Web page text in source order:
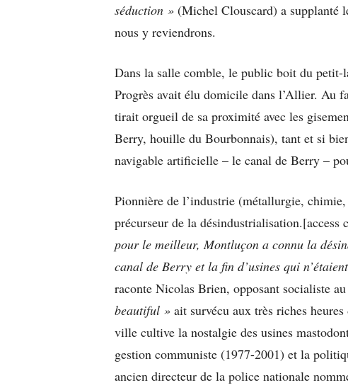
séduction » (Michel Clouscard) a supplanté
nous y reviendrons.
Dans la salle comble, le public boit du
Progrès avait élu domicile dans l’Allier. Au
tirait orgueil de sa proximité avec les
Berry, houille du Bourbonnais), tant et si
navigable artificielle – le canal de Berry –
Pionnière de l’industrie (métallurgie,
précurseur de la
pour le meilleur, Montluçon a connu la
canal de Berry et la fin d’usines qui
raconte Nicolas Brien, opposant socialiste
beautiful » ait survécu aux très riches
ville cultive la nostalgie des usines
gestion communiste (1977-2001) et la
ancien directeur de la police nationale